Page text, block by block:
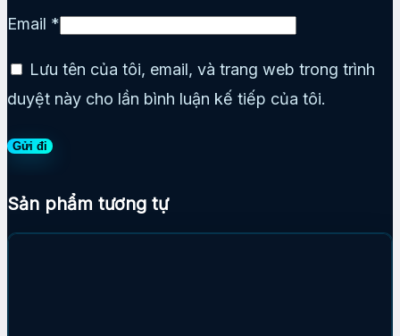
Email *
Lưu tên của tôi, email, và trang web trong trình
duyệt này cho lần bình luận kế tiếp của tôi.
Sản phẩm tương tự